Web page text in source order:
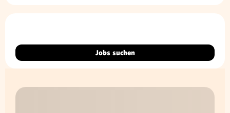
Jobs suchen